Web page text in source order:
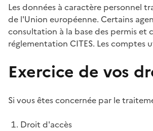
Les données à caractère personnel
de l'Union européenne. Certains
consultation à la base des permis et
réglementation CITES. Les comptes
Exercice de vos
Si vous êtes concernée par le
Droit d'accès